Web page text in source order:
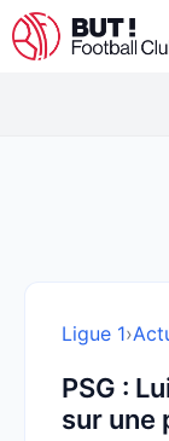
Aller
au
Ligue 1›
PSG :
sur une